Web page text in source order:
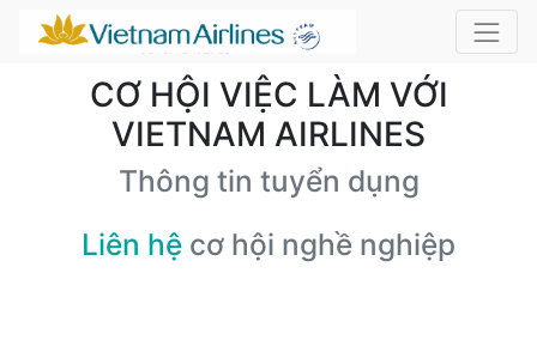
CƠ HỘI VIỆC LÀM VỚI
VIETNAM AIRLINES
Thông tin tuyển dụng
Liên hệ cơ hội nghề nghiệp